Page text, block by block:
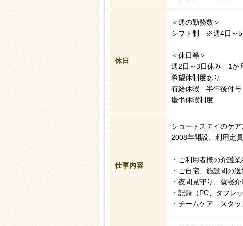
休日
＜週の勤務数＞
シフト制 ※週4日～5
＜休日等＞
週2日～3日休み 1か
希望休制度あり
有給休暇 半年後付与
慶弔休暇制度
仕事内容
ショートステイのケ
2008年開設、利用定
・ご利用者様の介護
・ご自宅、施設間の
・夜間見守り、就寝
・記録（PC、タブレ
・チームケア スタッ